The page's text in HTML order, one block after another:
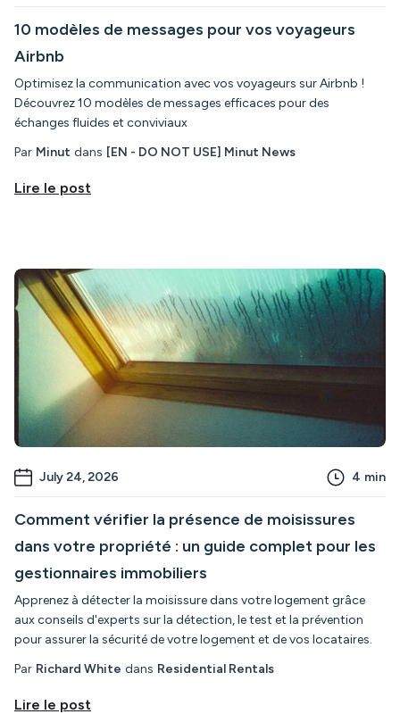
10 modèles de messages pour vos voyageurs
Airbnb
Optimisez la communication avec vos voyageurs sur Airbnb !
Découvrez 10 modèles de messages efficaces pour des
échanges fluides et conviviaux
Par Minut dans [EN - DO NOT USE] Minut News
Lire le post
July 24, 2026 4 min
Comment vérifier la présence de moisissures
dans votre propriété : un guide complet pour les
gestionnaires immobiliers
Apprenez à détecter la moisissure dans votre logement grâce
aux conseils d'experts sur la détection, le test et la prévention
pour assurer la sécurité de votre logement et de vos locataires.
Par Richard White dans Residential Rentals
Lire le post